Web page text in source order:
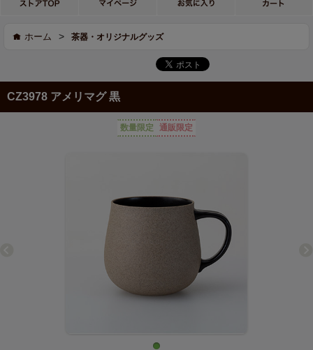
ホーム > 茶器・オリジナルグッズ
CZ3978 アメリマグ 黒
数量限定 通販限定